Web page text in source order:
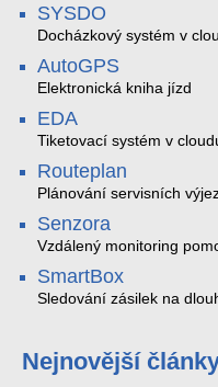
SYSDO
Docházkový systém v
AutoGPS
Elektronická kniha jízd
EDA
Tiketovací systém v
Routeplan
Plánování servisních
Senzora
Vzdálený monitoring
SmartBox
Sledování zásilek na
Nejnovější